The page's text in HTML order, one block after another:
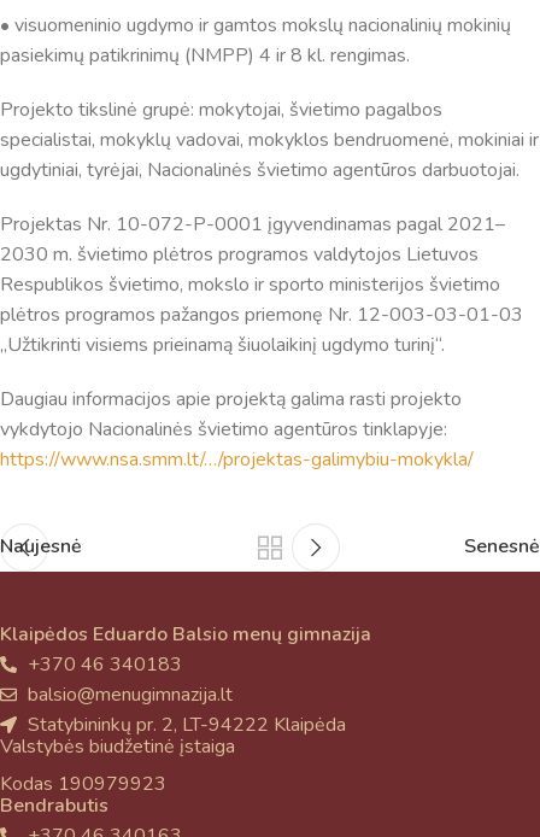
• visuomeninio ugdymo ir gamtos mokslų nacionalinių mokinių
pasiekimų patikrinimų (NMPP) 4 ir 8 kl. rengimas.
Projekto tikslinė grupė: mokytojai, švietimo pagalbos
specialistai, mokyklų vadovai, mokyklos bendruomenė, mokiniai ir
ugdytiniai, tyrėjai, Nacionalinės švietimo agentūros darbuotojai.
Projektas Nr. 10-072-P-0001 įgyvendinamas pagal 2021–
2030 m. švietimo plėtros programos valdytojos Lietuvos
Respublikos švietimo, mokslo ir sporto ministerijos švietimo
plėtros programos pažangos priemonę Nr. 12-003-03-01-03
„Užtikrinti visiems prieinamą šiuolaikinį ugdymo turinį“.
Daugiau informacijos apie projektą galima rasti projekto
vykdytojo Nacionalinės švietimo agentūros tinklapyje:
https://www.nsa.smm.lt/…/projektas-galimybiu-mokykla/
Naujesnė Senesnė
Klaipėdos Eduardo Balsio menų gimnazija
+370 46 340183
balsio@menugimnazija.lt
Statybininkų pr. 2, LT-94222 Klaipėda
Valstybės biudžetinė įstaiga
Kodas 190979923
Bendrabutis